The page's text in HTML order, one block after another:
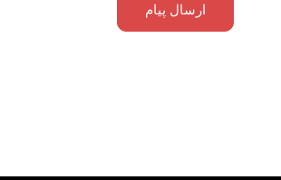
ارسال پیام